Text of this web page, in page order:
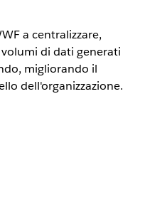
a centralizzare,
di dati generati
migliorando il
dell'organizzazione.